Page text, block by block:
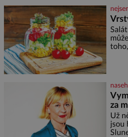
a
za
Už
jsou